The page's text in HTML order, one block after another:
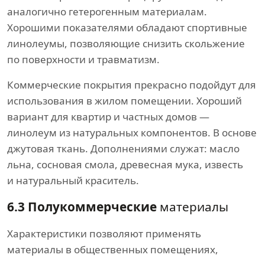
аналогично гетерогенным материалам.
Хорошими показателями обладают спортивные
линолеумы, позволяющие снизить скольжение
по поверхности и травматизм.
Коммерческие покрытия прекрасно подойдут для
использования в жилом помещении. Хороший
вариант для квартир и частных домов —
линолеум из натуральных компонентов. В основе
джутовая ткань. Дополнениями служат: масло
льна, сосновая смола, древесная мука, известь
и натуральный краситель.
6.3 Полукоммерческие материалы
Характеристики позволяют применять
материалы в общественных помещениях,